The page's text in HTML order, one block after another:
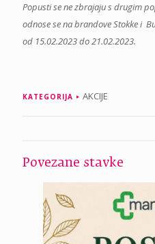
Popusti se ne zbrajaju s drugim
odnose se na brandove Stokke i
od 15.02.2023 do 21.02.2023.
KATEGORIJA AKCIJE
Povezane stavke